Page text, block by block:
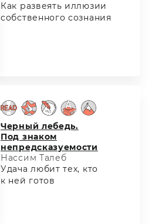
Как развеять иллюзии
собственного сознания
Черный лебедь.
Под знаком
непредсказуемости
Нассим Талеб
Удача любит тех, кто
к ней готов